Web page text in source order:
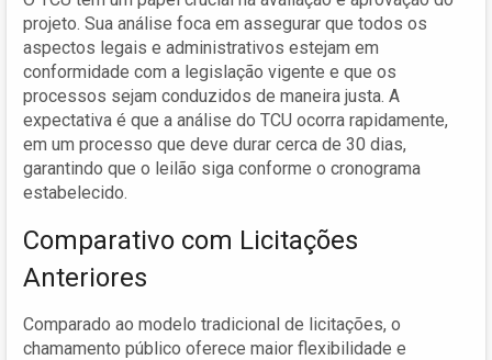
projeto. Sua análise foca em assegurar que todos os
aspectos legais e administrativos estejam em
conformidade com a legislação vigente e que os
processos sejam conduzidos de maneira justa. A
expectativa é que a análise do TCU ocorra rapidamente,
em um processo que deve durar cerca de 30 dias,
garantindo que o leilão siga conforme o cronograma
estabelecido.
Comparativo com Licitações
Anteriores
Comparado ao modelo tradicional de licitações, o
chamamento público oferece maior flexibilidade e